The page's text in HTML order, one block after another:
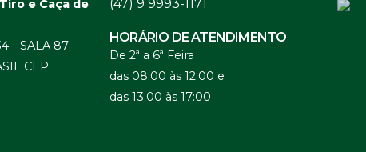
e Caça de
- SALA 87 -
CEP
(47) 9 9993-1171
HORÁRIO DE ATENDIMENTO
De 2ª a 6ª Feira
das 08:00 às 12:00 e
das 13:00 às 17:00